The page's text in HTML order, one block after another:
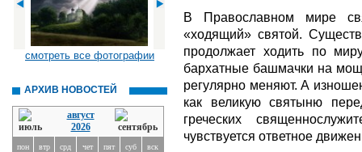
смотреть все фотографии
АРХИВ НОВОСТЕЙ
август
2026
пон втр срд чет пят суб вск
В Православном мире
«ходящий» святой.
продолжает ходить по
бархатные башмачки на
регулярно меняют. А
как великую святыню
греческих
чувствуется ответное